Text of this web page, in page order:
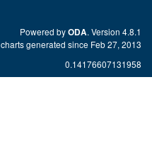
Powered byODA. Version 4.8.1
charts generated since Feb 27, 2013
0.14176607131958